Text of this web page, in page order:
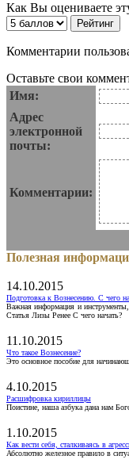
Как Вы оцениваете
Комментарии
Оставьте свои
Имя:
Адрес
электронной
почты:
Комментарии:
Полезная
14.10.2015
Подготовка к Вознесению. С чего
Важная информация и инструменты,
Статья Лизы Ренее С чего начать?
11.10.2015
Что такое Вознесение?
Это основное пособие для
4.10.2015
Расшифровка кириллицы
Поистине, наша азбука дана нам
1.10.2015
Как вести себя, сталкиваясь в
Абсолютно железное правило в